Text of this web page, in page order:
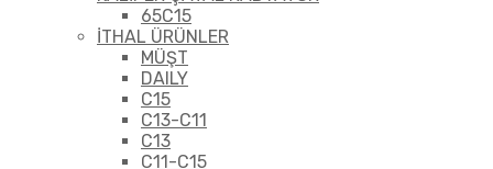
65C15
İTHAL ÜRÜNLER
MÜŞT
DAILY
C15
C13-C11
C13
C11-C15